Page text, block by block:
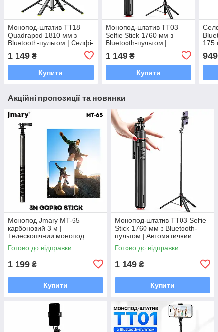
Монопод-штатив TT18
Quadrapod 1810 мм з
Bluetooth-пультом | Селфі-
Quadrapod, кріплення
1/4", 360°
1 149 ₴
Купити
Монопод-штатив TT03
Selfie Stick 1760 мм з
Bluetooth-пультом |
кріплення 1/4", для iPhone
та Android
1 149₴
Купити
175
949
Акційні пропозиції та новинки
Монопод Jmary MT-65
карбоновий 3 м |
Телескопічний монопод
Carbon Fiber, кріплення 1/4"
Готово до відправки
1 199 ₴
Купити
Монопод-штатив TT03 Selfie
Stick 1760 мм з Bluetooth-
пультом | Автоматичний
трипод, кріплення 1/4", для
iPhone та Android
Готово до відправки
1 149 ₴
Купити